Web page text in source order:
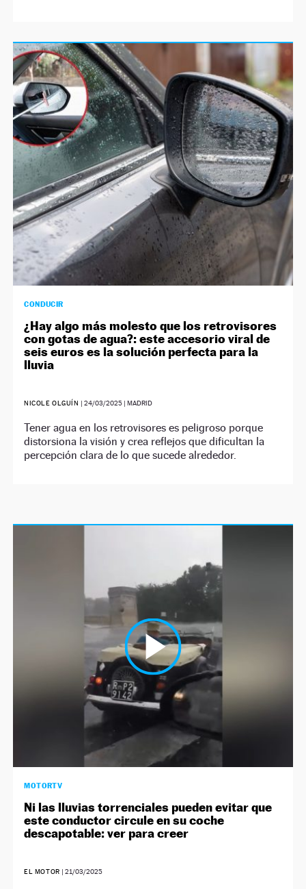
CONDUCIR
¿Hay algo más molesto que los retrovisores
con gotas de agua?: este accesorio viral de
seis euros es la solución perfecta para la
lluvia
NICOLE OLGUÍN | 24/03/2025| MADRID
Tener agua en los retrovisores es peligroso porque
distorsiona la visión y crea reflejos que dificultan la
percepción clara de lo que sucede alrededor.
MOTORTV
Ni las lluvias torrenciales pueden evitar que
este conductor circule en su coche
descapotable: ver para creer
EL MOTOR | 21/03/2025